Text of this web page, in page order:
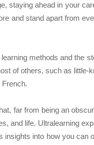
staying ahead in your
and stand apart from
methods and the
of others, such as
far from being an
and life. Ultralearning
into how you can